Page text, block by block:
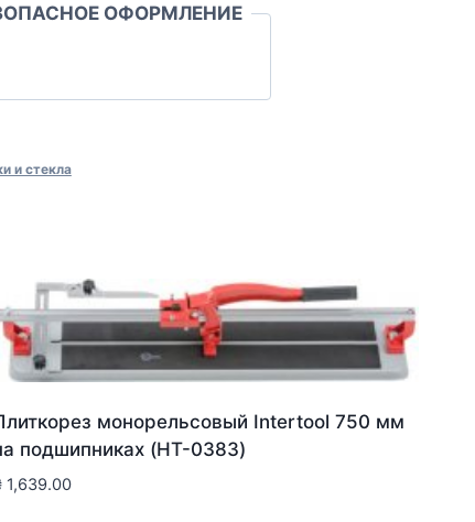
ОФОРМЛЕНИЕ
и стекла
монорельсовый Intertool 750 мм
подшипниках (HT-0383)
1,639.00